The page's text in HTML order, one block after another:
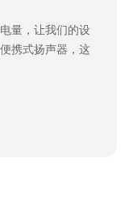
量，让我们的设
携式扬声器，这